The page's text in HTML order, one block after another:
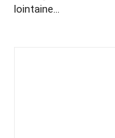
lointaine…